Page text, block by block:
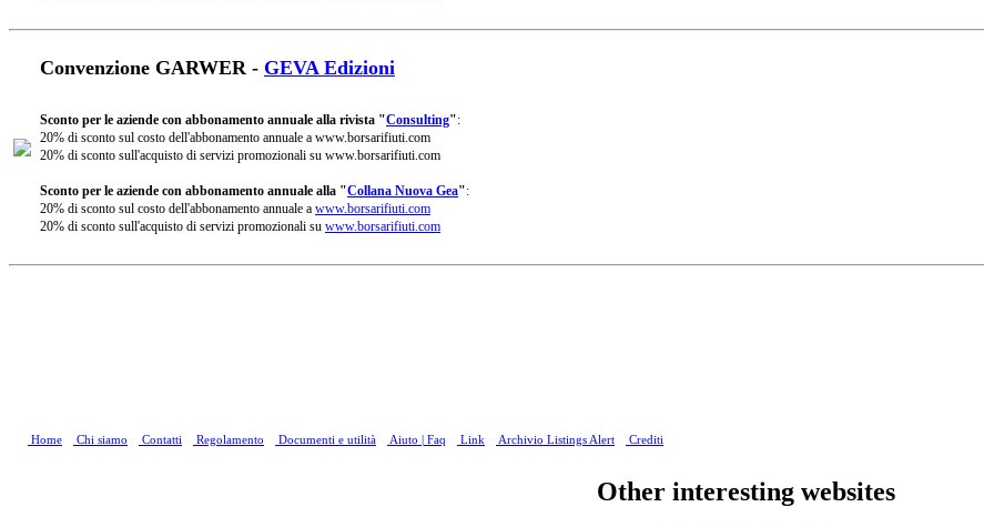
Convenzione GARWER - GEVA Edizioni
Sconto per le aziende con abbonamento annuale alla rivista "Consulting":
20% di sconto sul costo dell'abbonamento annuale a www.borsarifiuti.com
20% di sconto sull'acquisto di servizi promozionali su www.borsarifiuti.com
Sconto per le aziende con abbonamento annuale alla "Collana Nuova Gea":
20% di sconto sul costo dell'abbonamento annuale a www.borsarifiuti.com
20% di sconto sull'acquisto di servizi promozionali su www.borsarifiuti.com
Home Chi siamo Contatti Regolamento Documenti e utilità Aiuto | Faq Link Archivio Listings Alert Crediti
Other interesting websites